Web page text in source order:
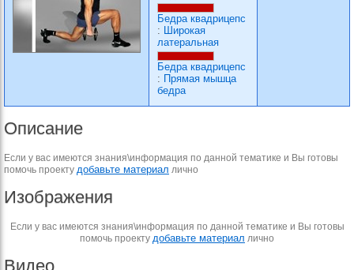
Бедра квадрицепс
: Широкая
латеральная
Бедра квадрицепс
: Прямая мышца
бедра
Описание
Если у вас имеются знания\информация по данной тематике и Вы готовы
помочь проекту добавьте материал лично
Изображения
Если у вас имеются знания\информация по данной тематике и Вы готовы
помочь проекту добавьте материал лично
Видео